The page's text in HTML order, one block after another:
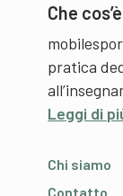
Che
pratica
Leggi di
Chi siamo
Contatto